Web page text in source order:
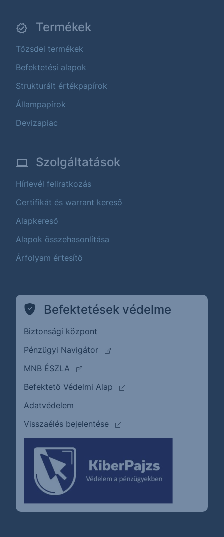
Termékek
Tőzsdei termékek
Befektetési alapok
Strukturált értékpapírok
Állampapírok
Devizapiac
Szolgáltatások
Hírlevél feliratkozás
Certifikát és warrant kereső
Alapkereső
Alapok összehasonlítása
Árfolyam értesítő
Befektetések védelme
Biztonsági központ
Pénzügyi Navigátor
(külső oldalra ugrik)
MNB ÉSZLA
(külső oldalra ugrik)
Befektető Védelmi Alap
(külső oldalra ugrik)
Adatvédelem
Visszaélés bejelentése
(külső oldalra ugrik)